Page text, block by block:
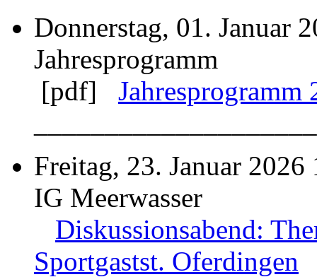
Donnerstag, 01. Januar
Jahresprogramm
[pdf] Jahresprogramm
Freitag, 23. Januar 2026
IG Meerwasser
Diskussionsabend:
Sportgastst. Oferdingen